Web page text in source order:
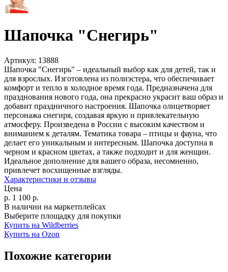
Шапочка "Снегирь"
Артикул: 13888
Шапочка "Снегирь" – идеальный выбор как для детей, так и
для взрослых. Изготовлена из полиэстера, что обеспечивает
комфорт и тепло в холодное время года. Предназначена для
празднования нового года, она прекрасно украсит ваш образ и
добавит праздничного настроения. Шапочка олицетворяет
персонажа снегиря, создавая яркую и привлекательную
атмосферу. Произведена в России с высоким качеством и
вниманием к деталям. Тематика товара – птицы и фауна, что
делает его уникальным и интересным. Шапочка доступна в
черном и красном цветах, а также подходит и для женщин.
Идеальное дополнение для вашего образа, несомненно,
привлечет восхищенные взгляды.
Характеристики и отзывы
Цена
р. 1 100 р.
В наличии на маркетплейсах
Выберите площадку для покупки
Купить на Wildberries
Купить на Ozon
Похожие категории